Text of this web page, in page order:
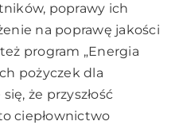
poprawy ich
na poprawę jakości
program „Energia
pożyczek dla
że przyszłość
ciepłownictwo